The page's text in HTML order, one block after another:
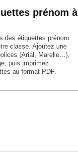
prénom à
des étiquettes prénom
classe. Ajoutez une
(Arial, Marelle…),
puis imprimez
au format PDF.